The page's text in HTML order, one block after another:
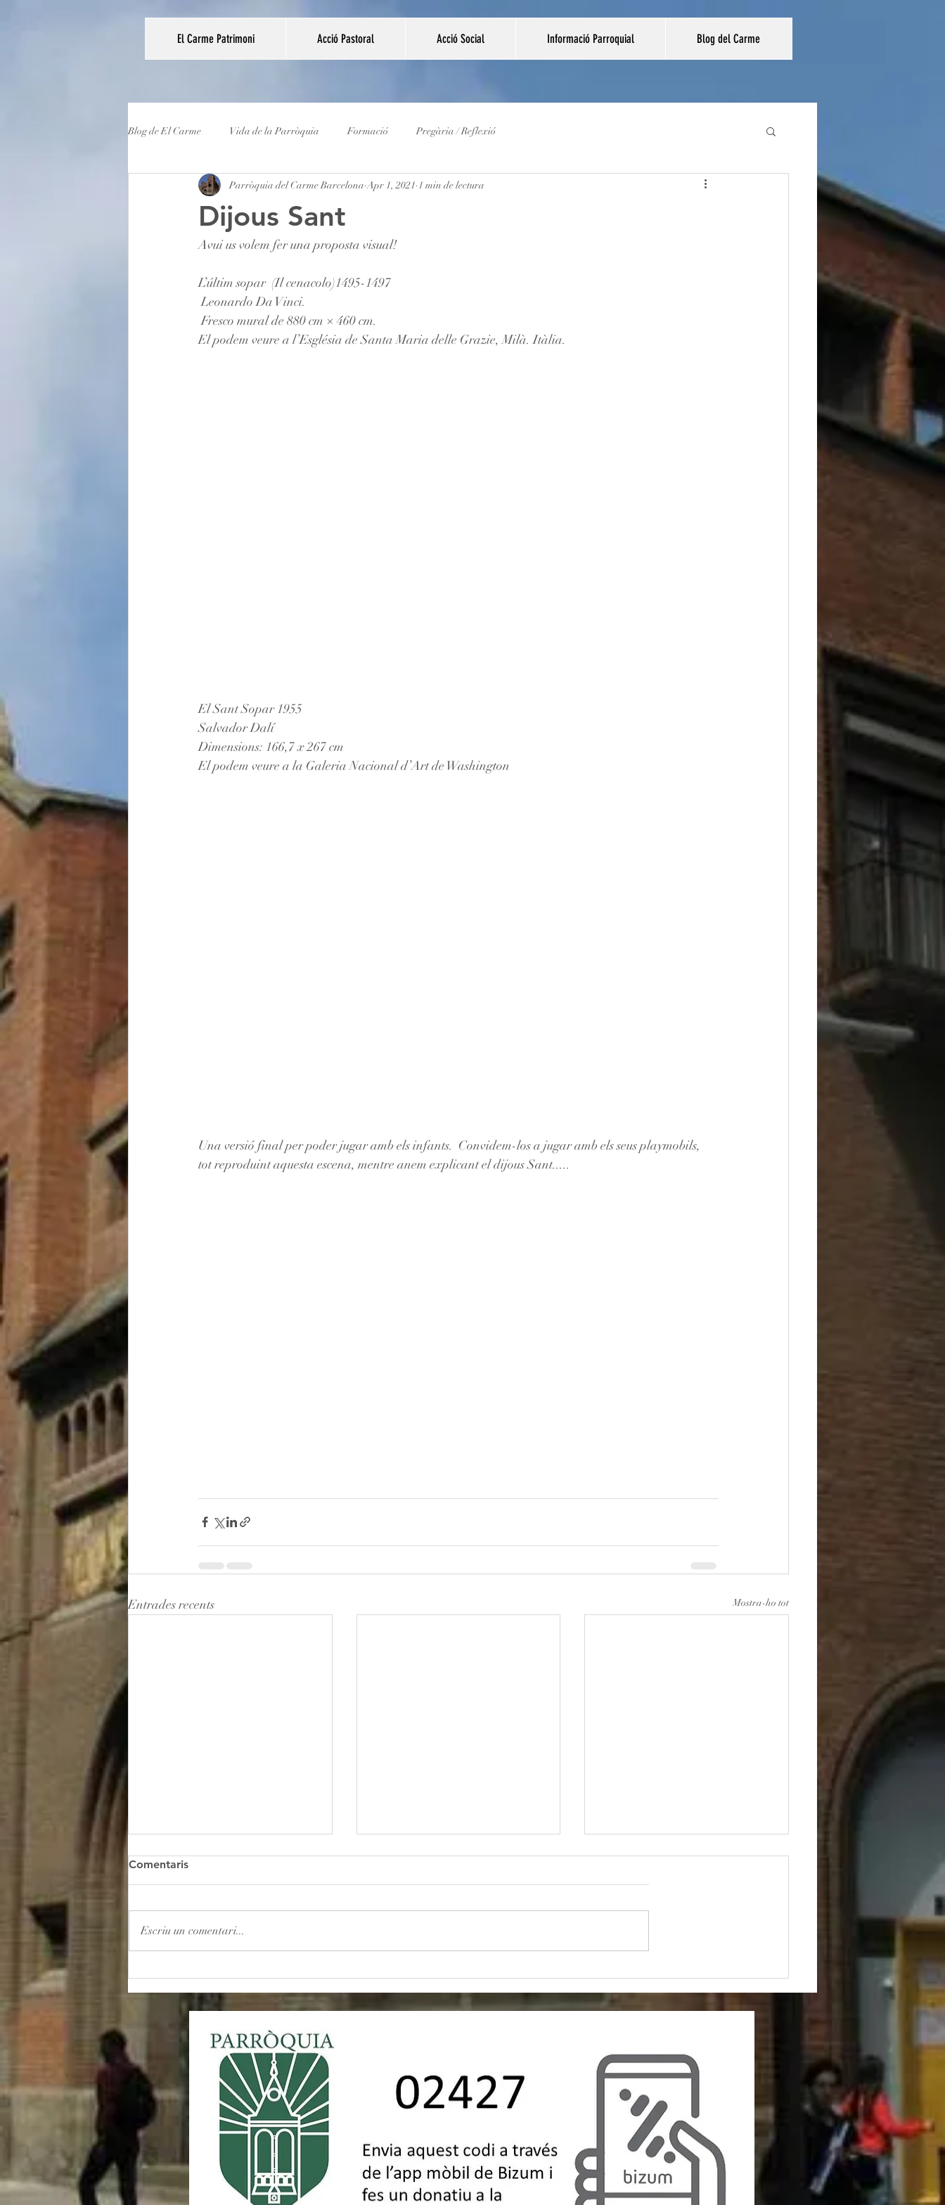
El Carme Patrimoni Acció Pastoral Acció Social Informació Parroquial Blog del Carme
Blog de El Carme Vida de la Parròquia Formació Pregària / Reflexió
Dijous Sant
Parròquia del Carme Barcelona Apr 1, 2021 1 min de lectura
Avui us volem fer una proposta visual!
L’últim sopar  (Il cenacolo)1495-1497
Leonardo Da Vinci.
Fresco mural de 880 cm × 460 cm.
El podem veure a l’Església de Santa Maria delle Grazie, Milà. Itàlia.
El Sant Sopar 1955
Salvador Dalí
Dimensions: 166,7 x 267 cm
El podem veure a la Galeria Nacional d’Art de Washington
Una versió final per poder jugar amb els infants.  Convidem-los a jugar amb els seus playmobils,
tot reproduint aquesta escena, mentre anem explicant el dijous Sant.....
Entrades recents Mostra-ho tot
Romeria a Montserrat
Comentaris
Escriu un comentari...